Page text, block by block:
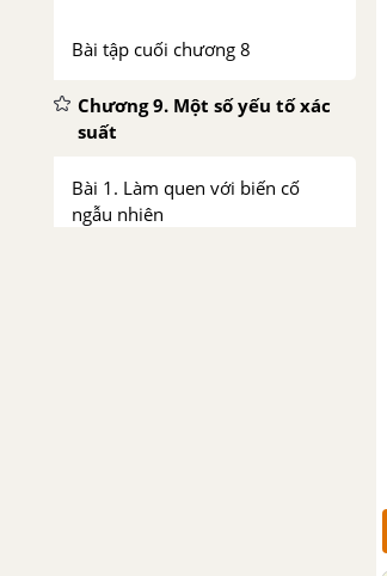
Bài tập cuối chương 8
Chương 9. Một số yếu tố xác
suất
Bài 1. Làm quen với biến cố
ngẫu nhiên